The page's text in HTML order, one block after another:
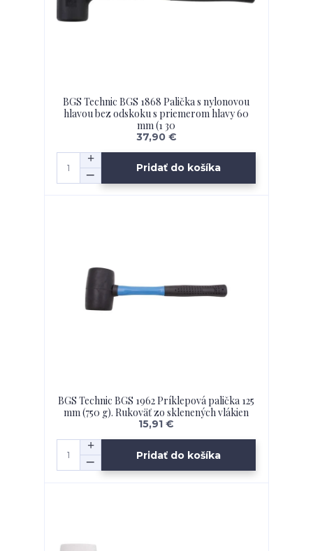
BGS Technic BGS 1868 Palička s nylonovou
hlavou bez odskoku s priemerom hlavy 60
mm (1 30
37,90 €
Pridať do košíka
BGS Technic BGS 1962 Príklepová palička 125
mm (750 g). Rukoväť zo sklenených vlákien
15,91 €
Pridať do košíka